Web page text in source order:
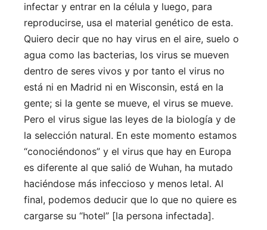
infectar y entrar en la célula y luego, para
reproducirse, usa el material genético de esta.
Quiero decir que no hay virus en el aire, suelo o
agua como las bacterias, los virus se mueven
dentro de seres vivos y por tanto el virus no
está ni en Madrid ni en Wisconsin, está en la
gente; si la gente se mueve, el virus se mueve.
Pero el virus sigue las leyes de la biología y de
la selección natural. En este momento estamos
“conociéndonos” y el virus que hay en Europa
es diferente al que salió de Wuhan, ha mutado
haciéndose más infeccioso y menos letal. Al
final, podemos deducir que lo que no quiere es
cargarse su “hotel” [la persona infectada].